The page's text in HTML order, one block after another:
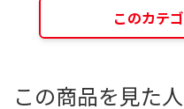
このカテ
この商品を見た